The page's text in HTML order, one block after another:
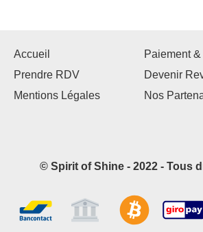
Accueil
Paiement
Prendre RDV
Devenir
Mentions Légales
Nos
© Spirit of Shine - 2022 - Tous